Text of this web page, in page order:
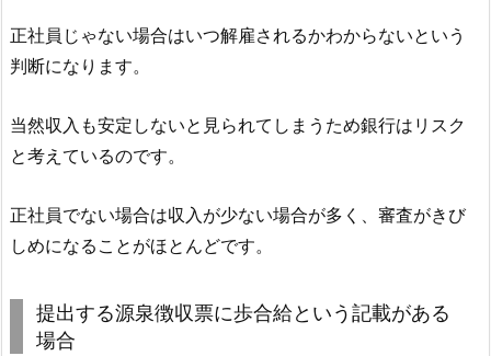
正社員じゃない場合はいつ解雇されるかわからないという
判断になります。
当然収入も安定しないと見られてしまうため銀行はリスク
と考えているのです。
正社員でない場合は収入が少ない場合が多く、審査がきび
しめになることがほとんどです。
提出する源泉徴収票に歩合給という記載がある
場合